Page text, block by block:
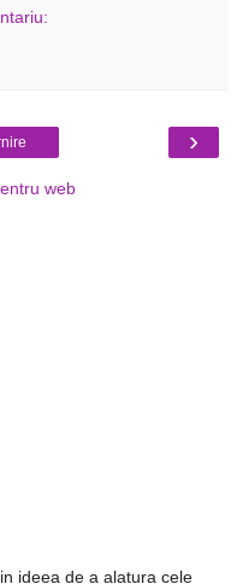
›
web
ideea de a alatura cele